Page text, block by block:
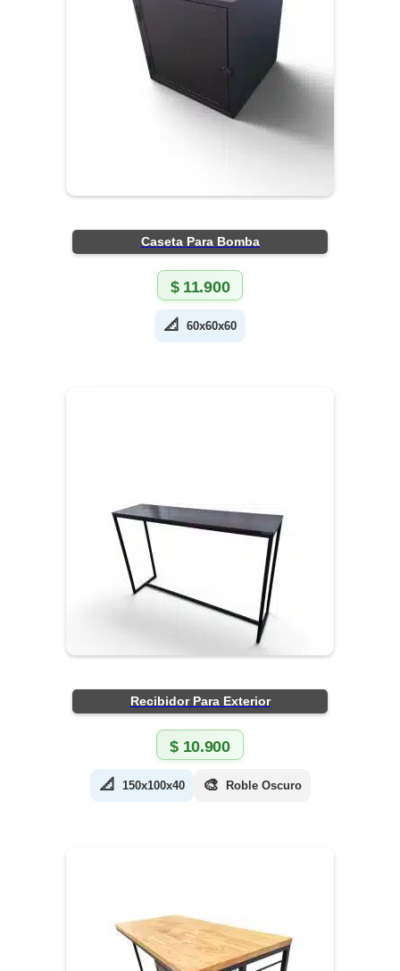
Caseta Para Bomba
$11.900
📐 60x60x60
Recibidor Para Exterior
$10.900
📐 150x100x40 🎨 Roble Oscuro